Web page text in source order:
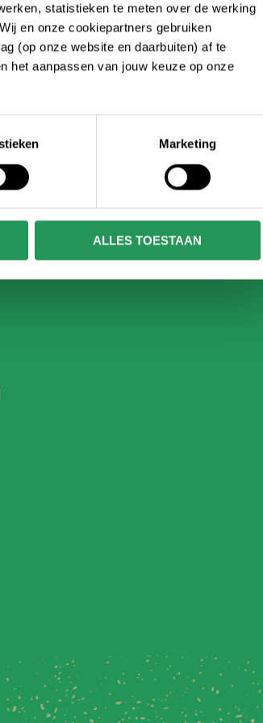
statistieken te meten over de werking
en onze cookiepartners gebruiken
(op onze website en daarbuiten) af te
het aanpassen van jouw keuze op onze
Marketing
ALLES TOESTAAN